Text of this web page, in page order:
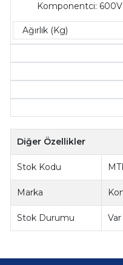
Komponentci: 600V
Ağırlık (Kg)
Diğer Özellikler
Stok Kodu
Marka
Stok Durumu Var